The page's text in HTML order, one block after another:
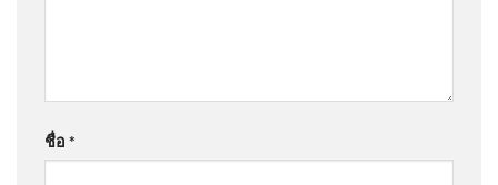
2026-08-06 05:07:00
@JaonayDG
ชื่อ *